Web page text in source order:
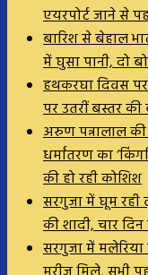
एयरपोर्ट जाने से
बारिश से बेहाल
में घुसा पानी, दो
हथकरघा दिवस
पर उतरीं बस्तर
अरुण पन्नालाल की
धर्मांतरण का
की हो रही कोशिश
सरगुजा में घूम
की शादी, चार
सरगुजा में मलेरिया